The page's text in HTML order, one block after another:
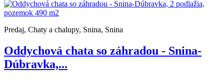
Predaj, Chaty a chalupy, Snina, Snina
Oddychová chata so záhradou - Snina-
Dúbravka,...